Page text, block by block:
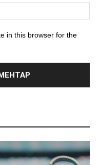
in this browser for the